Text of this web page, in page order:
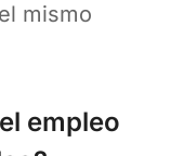
mismo
empleo